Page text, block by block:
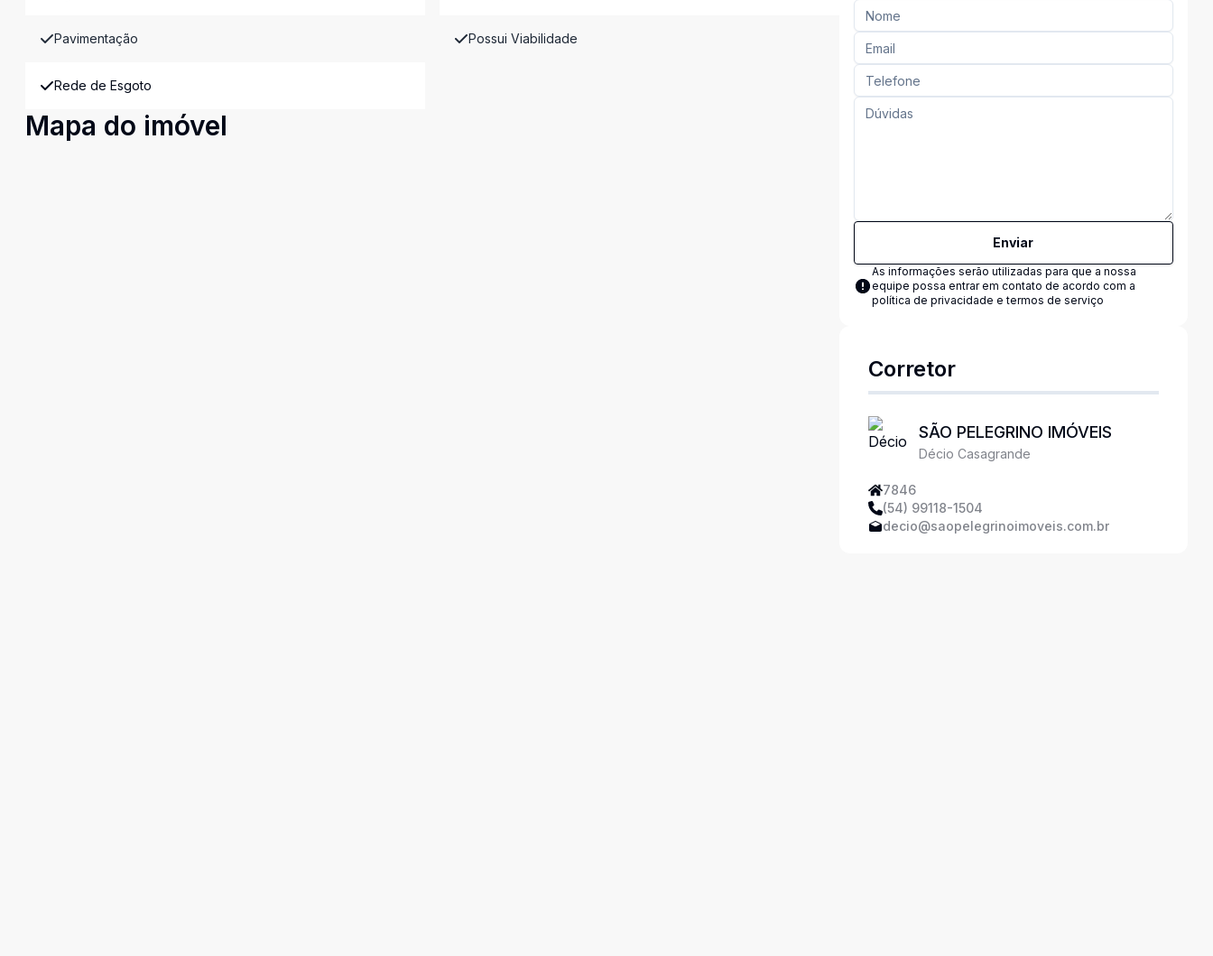
Pavimentação Possui Viabilidade
Rede de Esgoto
Mapa do imóvel
Enviar
As informações serão utilizadas para que a nossa
equipe possa entrar em contato de acordo com a
política de privacidade e termos de serviço
Corretor
SÃO PELEGRINO IMÓVEIS
Décio Casagrande
7846
(54) 99118-1504
decio@saopelegrinoimoveis.com.br